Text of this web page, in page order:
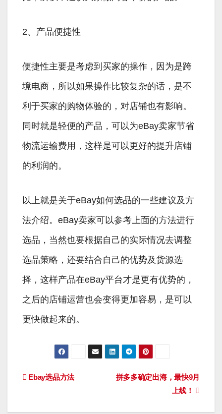
2、产品便捷性
便捷性主要是考虑到买家的操作，因为是跨
境电商，所以如果操作比较复杂的话，是不
利于买家的购物体验的，对店铺也有影响。
同时就是轻便的产品，可以为eBay卖家节省
物流运输费用，这样是可以更好的提升店铺
的利润的。
以上就是关于eBay如何选品的一些建议及方
法介绍。eBay卖家可以参考上面的方法进行
选品，当然也要根据自己的实际情况去调整
选品策略，还要结合自己的优势及货源选
择，这样产品在eBay平台才是更有优势的，
之后的店铺运营也会变得更加容易，是可以
更快做起来的。
文
拼多多确定出海，最快9月
上线！
Ebay选品方法